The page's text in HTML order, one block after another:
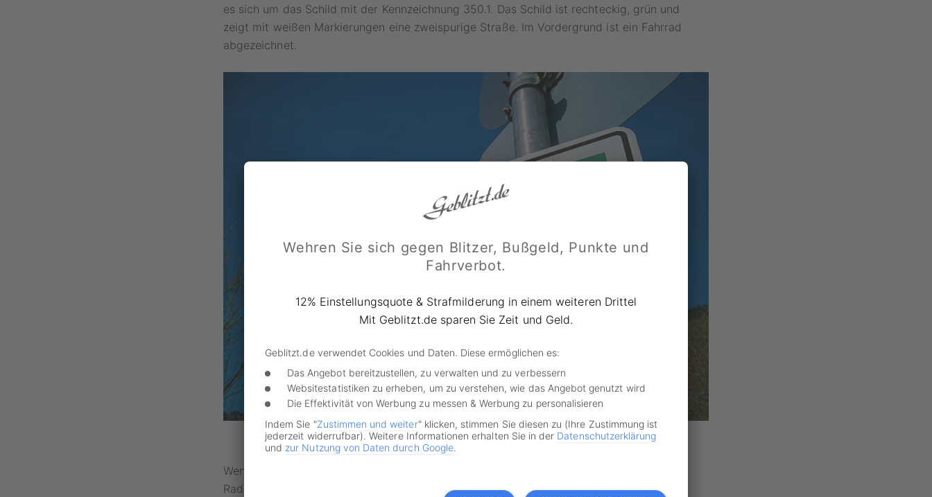
es sich um das Schild mit der Kennzeichnung 350.1. Das Schild ist rechteckig, grün und
zeigt mit weißen Markierungen eine zweispurige Straße. Im Vordergrund ist ein Fahrrad
abgezeichnet.
Jens Hertel / shutterstock.com
Wenn Sie dieses Verkehrsschild vorfinden, handelt es sich bei der Straße um einen
Radschnellweg (RSW). Hier dürfen keine Autos fahren, halten oder parken. Auch für
Wehren Sie sich gegen Blitzer, Bußgeld, Punkte und
Fahrverbot.
12% Einstellungsquote & Strafmilderung in einem weiteren Drittel
Mit Geblitzt.de sparen Sie Zeit und Geld.
Geblitzt.de verwendet Cookies und Daten. Diese ermöglichen es:
Das Angebot bereitzustellen, zu verwalten und zu verbessern
Websitestatistiken zu erheben, um zu verstehen, wie das Angebot genutzt wird
Die Effektivität von Werbung zu messen & Werbung zu personalisieren
Indem Sie "Zustimmen und weiter" klicken, stimmen Sie diesen zu (Ihre Zustimmung ist
jederzeit widerrufbar). Weitere Informationen erhalten Sie in der Datenschutzerklärung
und zur Nutzung von Daten durch Google.